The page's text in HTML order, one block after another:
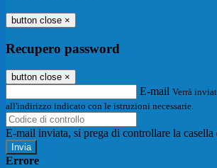
button close ×
Recupero password
button close ×
E-mail Verrà
all'indirizzo indicato con le istruzioni necessarie.
E-mail inviata, si prega di controllare la casella
Errore